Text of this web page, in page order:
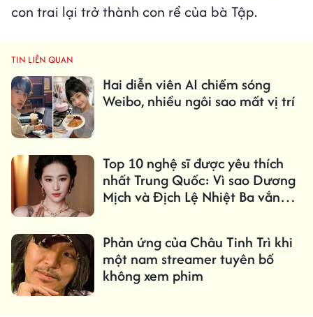
con trai lại trở thành con rể của bà Tập.
TIN LIÊN QUAN
Hai diễn viên AI chiếm sóng
Weibo, nhiều ngôi sao mất vị trí
Top 10 nghệ sĩ được yêu thích
nhất Trung Quốc: Vì sao Dương
Mịch và Địch Lệ Nhiệt Ba vắng
Phản ứng của Châu Tinh Trì khi
một nam streamer tuyên bố
không xem phim